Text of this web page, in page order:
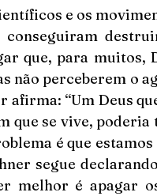
e os
conseguiram
que, para muitos,
não perceberem o
afirma: “Um Deus
que se vive, poderia
é que
segue
melhor é apagar